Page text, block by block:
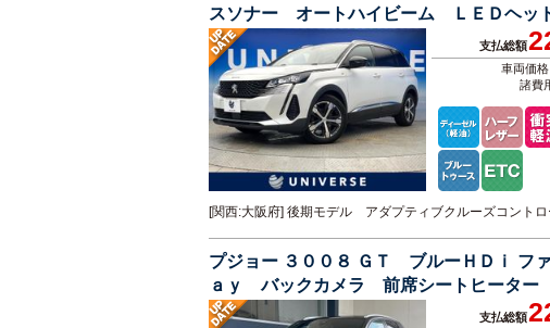
スソナー オートハイビーム ＬＥＤヘ
ラ 電動リアゲート
支払総額
車両価
諸費
[関西:大阪府] 後期モデル アダプティブクルーズコン
プジョー ３００８ ＧＴ ブルーＨＤｉ フ
ａｙ バックカメラ 前席シートヒーター
ドア ＬＥＤヘッド
支払総額